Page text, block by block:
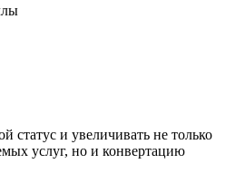
статус и увеличивать не только
услуг, но и конвертацию